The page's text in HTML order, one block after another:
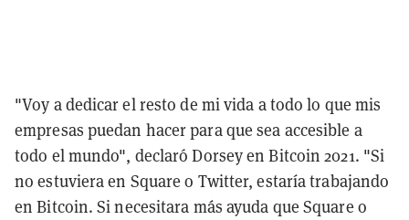
"Voy a dedicar el resto de mi vida a todo lo que mis
empresas puedan hacer para que sea accesible a
todo el mundo", declaró Dorsey en Bitcoin 2021. "Si
no estuviera en Square o Twitter, estaría trabajando
en Bitcoin. Si necesitara más ayuda que Square o